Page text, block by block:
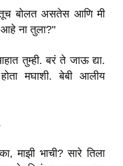
तूच बोलत असतेस आणि मी
ना तुला?"
तुम्ही. बरं ते जाऊ द्या.
मघाशी. बेबी आलीय
माझी भाची? सारे तिला